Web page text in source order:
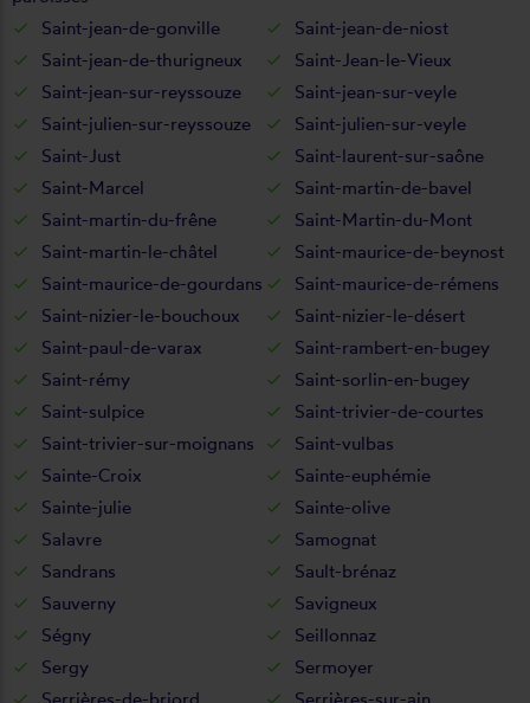
Saint-jean-de-gonville
Saint-jean-de-niost
Saint-jean-de-thurigneux
Saint-Jean-le-Vieux
Saint-jean-sur-reyssouze
Saint-jean-sur-veyle
Saint-julien-sur-reyssouze
Saint-julien-sur-veyle
Saint-Just
Saint-laurent-sur-saône
Saint-Marcel
Saint-martin-de-bavel
Saint-martin-du-frêne
Saint-Martin-du-Mont
Saint-martin-le-châtel
Saint-maurice-de-beynost
Saint-maurice-de-gourdans
Saint-maurice-de-rémens
Saint-nizier-le-bouchoux
Saint-nizier-le-désert
Saint-paul-de-varax
Saint-rambert-en-bugey
Saint-rémy
Saint-sorlin-en-bugey
Saint-sulpice
Saint-trivier-de-courtes
Saint-trivier-sur-moignans
Saint-vulbas
Sainte-Croix
Sainte-euphémie
Sainte-julie
Sainte-olive
Salavre
Samognat
Sandrans
Sault-brénaz
Sauverny
Savigneux
Ségny
Seillonnaz
Sergy
Sermoyer